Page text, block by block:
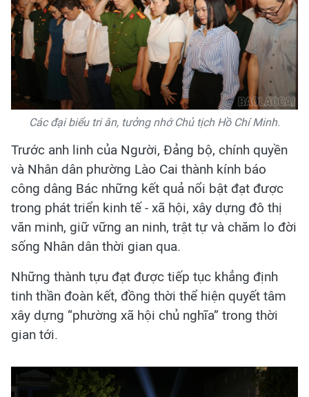
Các đại biểu tri ân, tưởng nhớ Chủ tịch Hồ Chí Minh.
Trước anh linh của Người, Đảng bộ, chính quyền
và Nhân dân phường Lào Cai thành kính báo
công dâng Bác những kết quả nổi bật đạt được
trong phát triển kinh tế - xã hội, xây dựng đô thị
văn minh, giữ vững an ninh, trật tự và chăm lo đời
sống Nhân dân thời gian qua.
Những thành tựu đạt được tiếp tục khẳng định
tinh thần đoàn kết, đồng thời thể hiện quyết tâm
xây dựng “phường xã hội chủ nghĩa” trong thời
gian tới.